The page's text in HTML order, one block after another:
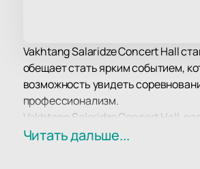
Vakhtang Salaridze Concert Hall
обещает стать ярким событием,
возможность увидеть
профессионализм.
Vakhtang Salaridze Concert Hall,
комфортом для зрителей. Зал
Читать дальше...